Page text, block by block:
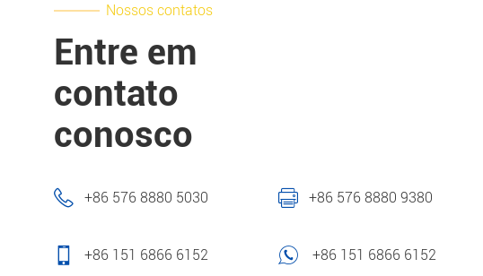
Nossos contatos
Entre em
contato
conosco
+86 576 8880 5030 +86 576 8880 9380
+86 151 6866 6152 +86 151 6866 6152